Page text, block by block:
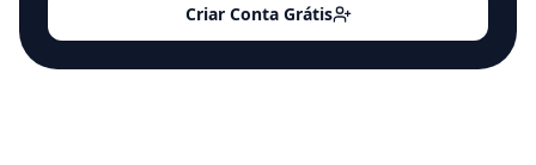
Criar Conta Grátis